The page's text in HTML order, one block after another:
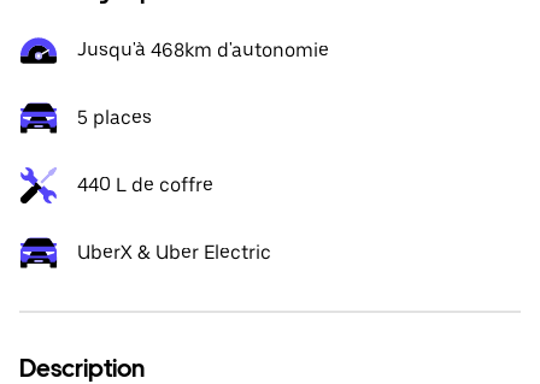
Jusqu'à 468km d'autonomie
5 places
440 L de coffre
UberX & Uber Electric
Description